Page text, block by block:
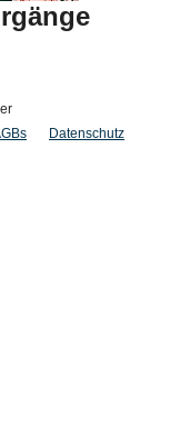
Datenschutz